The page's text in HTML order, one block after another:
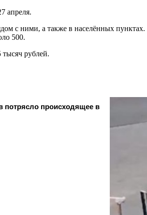
апреля.
с ними, а также в населённых
500.
тысяч рублей.
потрясло происходящее в